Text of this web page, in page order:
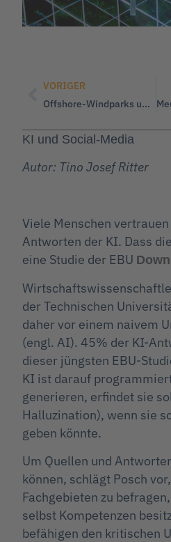
VORIGER
Offshore-Windparks und Wasserstoffspeicher
KI und Social-Media
Autor: Tino Josef Ritter
Viele Menschen
Antworten der KI. Dass
eine Studie der EBU
der Technischen
daher vor einem naivem
(engl. AI). 45% der KI-
dieser jüngsten EBU-
KI ist darauf
generieren, erfindet sie
Halluzination), wenn sie
geben könnte.
Um Quellen und
können, schlägt Posch
Fachgebieten zu
selbst Kompetenzen
befähigen den kritischen